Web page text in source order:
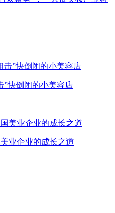
”快倒闭的小美容店
业企业的成长之道